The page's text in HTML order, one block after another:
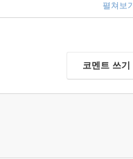
펼쳐보기
코멘트 쓰기